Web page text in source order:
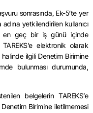
sonrasında, Ek-5’te yer
yetkilendirilen kullanıcı
en geç bir iş günü içinde
elektronik olarak
ilgili Denetim Birimine
bulunması durumunda,
belgelerin TAREKS’e
Birimine iletilmemesi